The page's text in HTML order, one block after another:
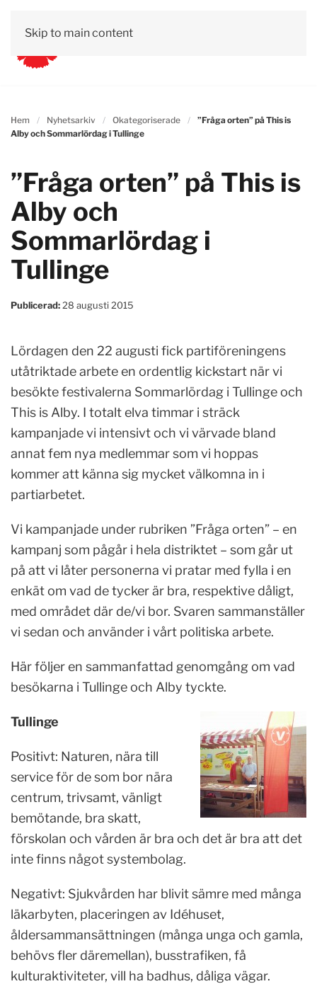
Skip to main content
Hem Nyhetsarkiv Okategoriserade
”Fråga orten” på This is
Alby och Sommarlördag i Tullinge
”Fråga orten” på This is
Alby och
Sommarlördag i
Tullinge
Publicerad: 28 augusti 2015
Lördagen den 22 augusti fick partiföreningens
utåtriktade arbete en ordentlig kickstart när vi
besökte festivalerna Sommarlördag i Tullinge och
This is Alby. I totalt elva timmar i sträck
kampanjade vi intensivt och vi värvade bland
annat fem nya medlemmar som vi hoppas
kommer att känna sig mycket välkomna in i
partiarbetet.
Vi kampanjade under rubriken ”Fråga orten” – en
kampanj som pågår i hela distriktet – som går ut
på att vi låter personerna vi pratar med fylla i en
enkät om vad de tycker är bra, respektive dåligt,
med området där de/vi bor. Svaren sammanställer
vi sedan och använder i vårt politiska arbete.
Här följer en sammanfattad genomgång om vad
besökarna i Tullinge och Alby tyckte.
Tullinge
Positivt: Naturen, nära till
service för de som bor nära
centrum, trivsamt, vänligt
bemötande, bra skatt,
förskolan och vården är bra och det är bra att det
inte finns något systembolag.
Negativt: Sjukvården har blivit sämre med många
läkarbyten, placeringen av Idéhuset,
åldersammansättningen (många unga och gamla,
behövs fler däremellan), busstrafiken, få
kulturaktiviteter, vill ha badhus, dåliga vägar.